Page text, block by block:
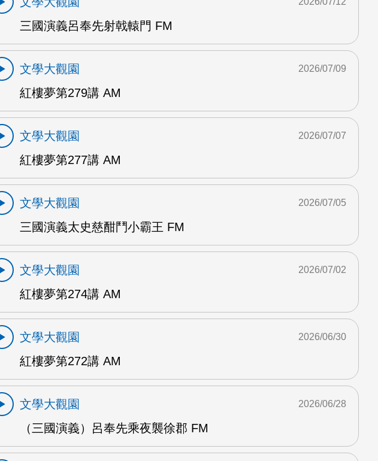
三國演義呂奉先射戟轅門 FM
文學大觀園
紅樓夢第279講 AM
2026/07/09
文學大觀園
紅樓夢第277講 AM
2026/07/07
文學大觀園
三國演義太史慈酣鬥小霸王 FM
2026/07/05
文學大觀園
紅樓夢第274講 AM
2026/07/02
文學大觀園
紅樓夢第272講 AM
2026/06/30
文學大觀園
（三國演義）呂奉先乘夜襲徐郡 FM
2026/06/28